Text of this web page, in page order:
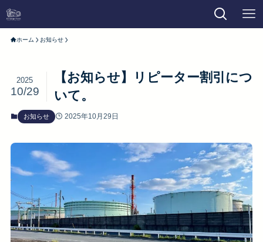
ホーム お知らせ
【お知らせ】リピーター割引につ
いて。
2025
10/29
お知らせ 2025年10月29日